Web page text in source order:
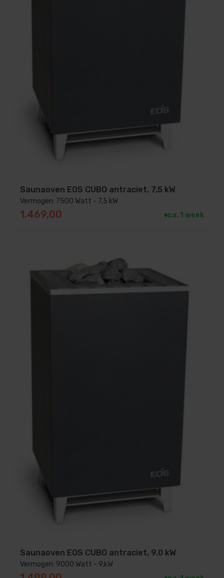
Saunaoven EOS CUBO antraciet, 7,5 kW
Vermogen: 7500 Watt - 7,5 kW
1.469,00 ca. 1 week
Saunaoven EOS CUBO antraciet, 9.0 kW
Vermogen: 9000 Watt - 9,kW